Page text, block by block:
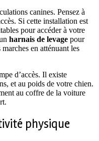
canines. Pensez à
Si cette installation est
pour accéder à votre
harnais de levage pour
en atténuant les
d’accès. Il existe
et au poids de votre chien.
au coffre de la voiture
physique